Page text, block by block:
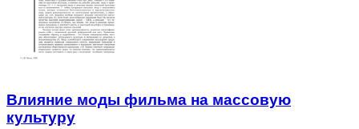
Влияние моды фильма на массовую
культуру